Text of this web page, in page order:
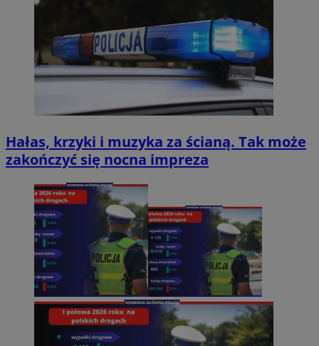
Hałas, krzyki i muzyka za ścianą. Tak może
zakończyć się nocna impreza